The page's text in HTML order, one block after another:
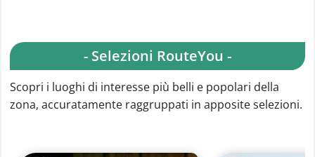
- Selezioni RouteYou -
Scopri i luoghi di interesse più belli e popolari della
zona, accuratamente raggruppati in apposite selezioni.